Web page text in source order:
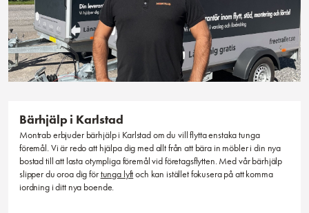
Bärhjälp i Karlstad
Montrab erbjuder bärhjälp i Karlstad om du vill flytta enstaka tunga
föremål. Vi är redo att hjälpa dig med allt från att bära in möbler i din nya
bostad till att lasta otympliga föremål vid företagsflytten. Med vår bärhjälp
slipper du oroa dig förtunga lyftoch kan istället fokusera på att komma
iordning i ditt nya boende.